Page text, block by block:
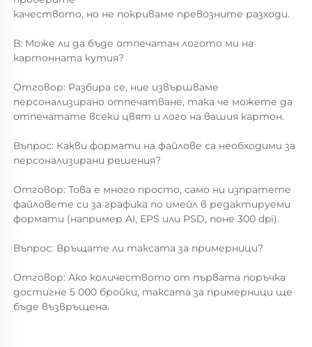
качеството, но не покриваме превозните разходи.
В: Може ли да бъде отпечатан логото ми на
картонната кутия?
Отговор: Разбира се, ние извършваме
персонализирано отпечатване, така че можете да
отпечатате всеки цвят и лого на вашия картон.
Въпрос: Какви формати на файлове са необходими за
персонализирани решения?
Отговор: Това е много просто, само ни изпратете
файловете си за графика по имейл в редактируеми
формати (например AI, EPS или PSD, поне 300 dpi).
Въпрос: Връщате ли таксата за примерници?
Отговор: Ако количеството от първата поръчка
достигне 5 000 бройки, таксата за примерници ще
бъде възвръщена.